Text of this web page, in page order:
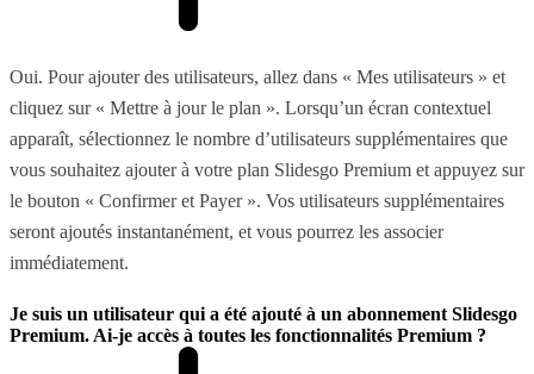
Oui. Pour ajouter des utilisateurs, allez dans « Mes utilisateurs » et
cliquez sur « Mettre à jour le plan ». Lorsqu’un écran contextuel
apparaît, sélectionnez le nombre d’utilisateurs supplémentaires que
vous souhaitez ajouter à votre plan Slidesgo Premium et appuyez sur
le bouton « Confirmer et Payer ». Vos utilisateurs supplémentaires
seront ajoutés instantanément, et vous pourrez les associer
immédiatement.
Je suis un utilisateur qui a été ajouté à un abonnement Slidesgo
Premium. Ai-je accès à toutes les fonctionnalités Premium ?